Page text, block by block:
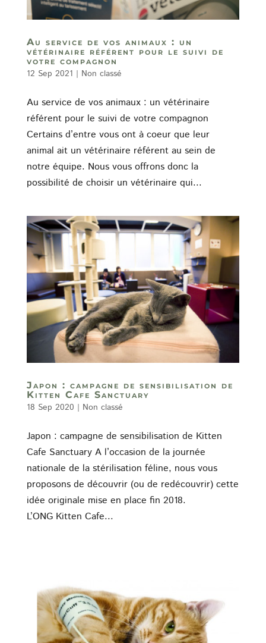
Au service de vos animaux : un
vétérinaire référent pour le suivi de
votre compagnon
12 Sep 2021 | Non classé
Au service de vos animaux : un vétérinaire
référent pour le suivi de votre compagnon
Certains d’entre vous ont à coeur que leur
animal ait un vétérinaire référent au sein de
notre équipe. Nous vous offrons donc la
possibilité de choisir un vétérinaire qui...
Japon : campagne de sensibilisation de
Kitten Cafe Sanctuary
18 Sep 2020 | Non classé
Japon : campagne de sensibilisation de Kitten
Cafe Sanctuary A l’occasion de la journée
nationale de la stérilisation féline, nous vous
proposons de découvrir (ou de redécouvrir) cette
idée originale mise en place fin 2018.
L’ONG Kitten Cafe...